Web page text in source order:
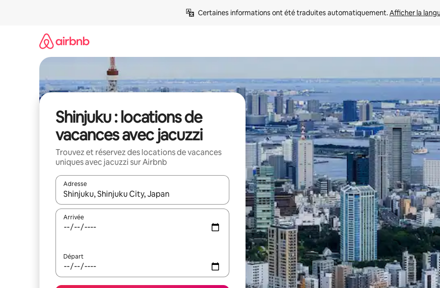
Certaines informations ont été traduites automatiquement. Afficher la
Shinjuku : locations de
vacances avec jacuzzi
Trouvez et réservez des locations de vacances
uniques avec jacuzzi sur Airbnb
Adresse
Lorsque les résultats s'affichent, utilisez les flèches vers le haut et vers le bas pour les parcourir ou en appuyant et en
Arrivée
Départ